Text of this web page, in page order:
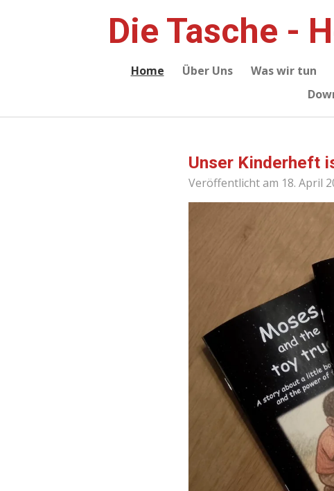
Die Tasche -
Home Über Uns Was wir tun
Unser Kinderheft
Veröffentlicht am 18. April